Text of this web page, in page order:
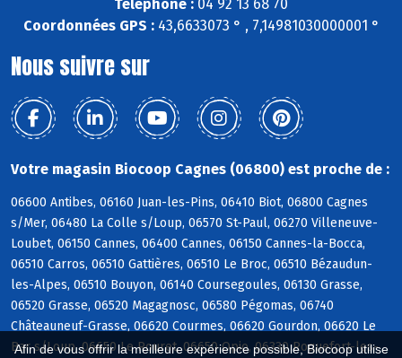
Afin de vous offrir la meilleure expérience possible, Biocoop utilise
Téléphone : 04 92 13 68 70
Coordonnées GPS :43,6633073 ° , 7,14981030000001 °
Nous suivre sur
Votre magasin Biocoop Cagnes (06800) est proche de :
06600 Antibes, 06160 Juan-les-Pins, 06410 Biot, 06800 Cagnes
s/Mer, 06480 La Colle s/Loup, 06570 St-Paul, 06270 Villeneuve-
Loubet, 06150 Cannes, 06400 Cannes, 06150 Cannes-la-Bocca,
06510 Carros, 06510 Gattières, 06510 Le Broc, 06510 Bézaudun-
les-Alpes, 06510 Bouyon, 06140 Coursegoules, 06130 Grasse,
06520 Grasse, 06520 Magagnosc, 06580 Pégomas, 06740
Châteauneuf-Grasse, 06620 Courmes, 06620 Gourdon, 06620 Le
Bar s/Loup, 06650 Le Rouret, 06650 Opio, 06330 Roquefort-les-